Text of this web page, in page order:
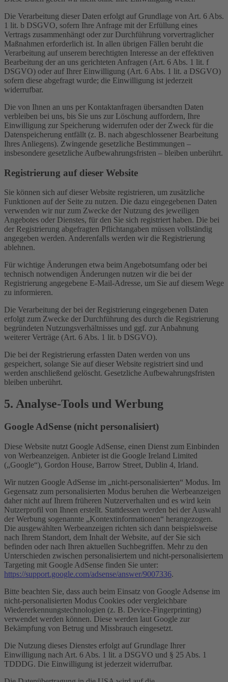
Die Verarbeitung dieser Daten erfolgt auf Grundlage von Art. 6 Abs.
1 lit. b DSGVO, sofern Ihre Anfrage mit der Erfüllung eines
Vertrags zusammenhängt oder zur Durchführung vorvertraglicher
Maßnahmen erforderlich ist. In allen übrigen Fällen beruht die
Verarbeitung auf unserem berechtigten Interesse an der effektiven
Bearbeitung der an uns gerichteten Anfragen (Art. 6 Abs. 1 lit. f
DSGVO) oder auf Ihrer Einwilligung (Art. 6 Abs. 1 lit. a DSGVO)
sofern diese abgefragt wurde; die Einwilligung ist jederzeit
widerrufbar.
Die von Ihnen an uns per Kontaktanfragen übersandten Daten
verbleiben bei uns, bis Sie uns zur Löschung auffordern, Ihre
Einwilligung zur Speicherung widerrufen oder der Zweck für die
Datenspeicherung entfällt (z. B. nach abgeschlossener Bearbeitung
Ihres Anliegens). Zwingende gesetzliche Bestimmungen –
insbesondere gesetzliche Aufbewahrungsfristen – bleiben unberührt.
Registrierung auf dieser Website
Sie können sich auf dieser Website registrieren, um zusätzliche
Funktionen auf der Seite zu nutzen. Die dazu eingegebenen Daten
verwenden wir nur zum Zwecke der Nutzung des jeweiligen
Angebotes oder Dienstes, für den Sie sich registriert haben. Die bei
der Registrierung abgefragten Pflichtangaben müssen vollständig
angegeben werden. Anderenfalls werden wir die Registrierung
ablehnen.
Für wichtige Änderungen etwa beim Angebotsumfang oder bei
technisch notwendigen Änderungen nutzen wir die bei der
Registrierung angegebene E-Mail-Adresse, um Sie auf diesem Wege
zu informieren.
Die Verarbeitung der bei der Registrierung eingegebenen Daten
erfolgt zum Zwecke der Durchführung des durch die Registrierung
begründeten Nutzungsverhältnisses und ggf. zur Anbahnung
weiterer Verträge (Art. 6 Abs. 1 lit. b DSGVO).
Die bei der Registrierung erfassten Daten werden von uns
gespeichert, solange Sie auf dieser Website registriert sind und
werden anschließend gelöscht. Gesetzliche Aufbewahrungsfristen
bleiben unberührt.
5. Analyse-Tools und Werbung
Google AdSense (nicht personalisiert)
Diese Website nutzt Google AdSense, einen Dienst zum Einbinden
von Werbeanzeigen. Anbieter ist die Google Ireland Limited
(„Google“), Gordon House, Barrow Street, Dublin 4, Irland.
Wir nutzen Google AdSense im „nicht-personalisierten“ Modus. Im
Gegensatz zum personalisierten Modus beruhen die Werbeanzeigen
daher nicht auf Ihrem früheren Nutzerverhalten und es wird kein
Nutzerprofil von Ihnen erstellt. Stattdessen werden bei der Auswahl
der Werbung sogenannte „Kontextinformationen“ herangezogen.
Die ausgewählten Werbeanzeigen richten sich dann beispielsweise
nach Ihrem Standort, dem Inhalt der Website, auf der Sie sich
befinden oder nach Ihren aktuellen Suchbegriffen. Mehr zu den
Unterschieden zwischen personalisiertem und nicht-personalisiertem
Targeting mit Google AdSense finden Sie unter:
https://support.google.com/adsense/answer/9007336.
Bitte beachten Sie, dass auch beim Einsatz von Google Adsense im
nicht-personalisierten Modus Cookies oder vergleichbare
Wiedererkennungstechnologien (z. B. Device-Fingerprinting)
verwendet werden können. Diese werden laut Google zur
Bekämpfung von Betrug und Missbrauch eingesetzt.
Die Nutzung dieses Dienstes erfolgt auf Grundlage Ihrer
Einwilligung nach Art. 6 Abs. 1 lit. a DSGVO und § 25 Abs. 1
TDDDG. Die Einwilligung ist jederzeit widerrufbar.